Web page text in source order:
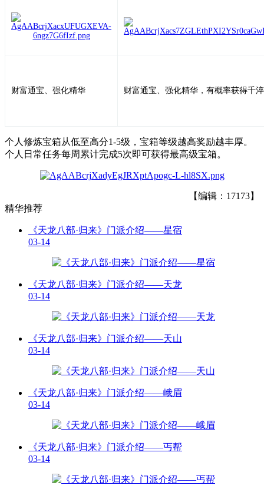
财富通宝、强化精华 财富通宝、强化精华，有概率获得千
个人修炼宝箱从低至高分1-5级，宝箱等级越高奖励越丰厚。
个人日常任务每周累计完成5次即可获得最高级宝箱。
【编辑：17173】
精华推荐
《天龙八部·归来》门派介绍——星宿
03-14
《天龙八部·归来》门派介绍——天龙
03-14
《天龙八部·归来》门派介绍——天山
03-14
《天龙八部·归来》门派介绍——峨眉
03-14
《天龙八部·归来》门派介绍——丐帮
03-14